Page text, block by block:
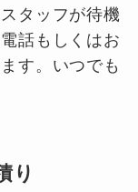
タッフが待機
話もしくはお
す。いつでも
り